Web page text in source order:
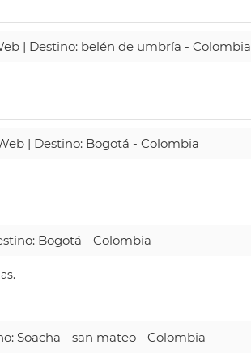
| Destino: belén de umbría - Colombia
| Destino: Bogotá - Colombia
Bogotá - Colombia
Soacha - san mateo - Colombia